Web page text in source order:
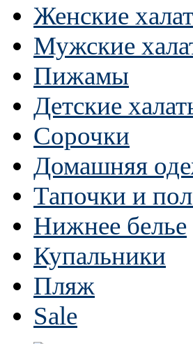
Женские
Мужские
Пижамы
Детские
Сорочки
Домашняя
Тапочки и
Нижнее белье
Купальники
Пляж
Sale